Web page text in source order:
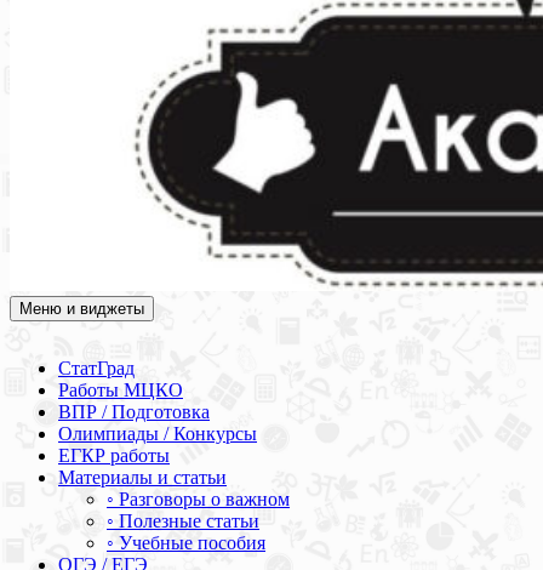
Академия СОВА
Подготовка к ЕГЭ, ОГЭ, ВПР, МЦКО, СтатГрад, КДР, ВОШ,
Меню и виджеты
СтатГрад
Работы МЦКО
ВПР / Подготовка
Олимпиады / Конкурсы
ЕГКР работы
Материалы и статьи
◦ Разговоры о важном
◦ Полезные статьи
◦ Учебные пособия
ОГЭ / ЕГЭ